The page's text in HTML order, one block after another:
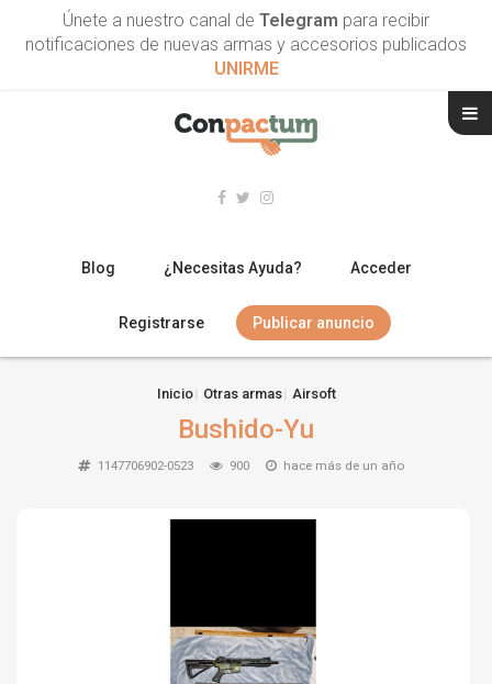
Únete a nuestro canal de Telegram para recibir
notificaciones de nuevas armas y accesorios publicados
UNIRME
Blog ¿Necesitas Ayuda? Acceder
Registrarse Publicar anuncio
ARMAS CORTAS
TIRO Y COMPETICIÓN
Inicio Otras armas Airsoft
Bushido-Yu
1147706902-0523 900 hace más de un año